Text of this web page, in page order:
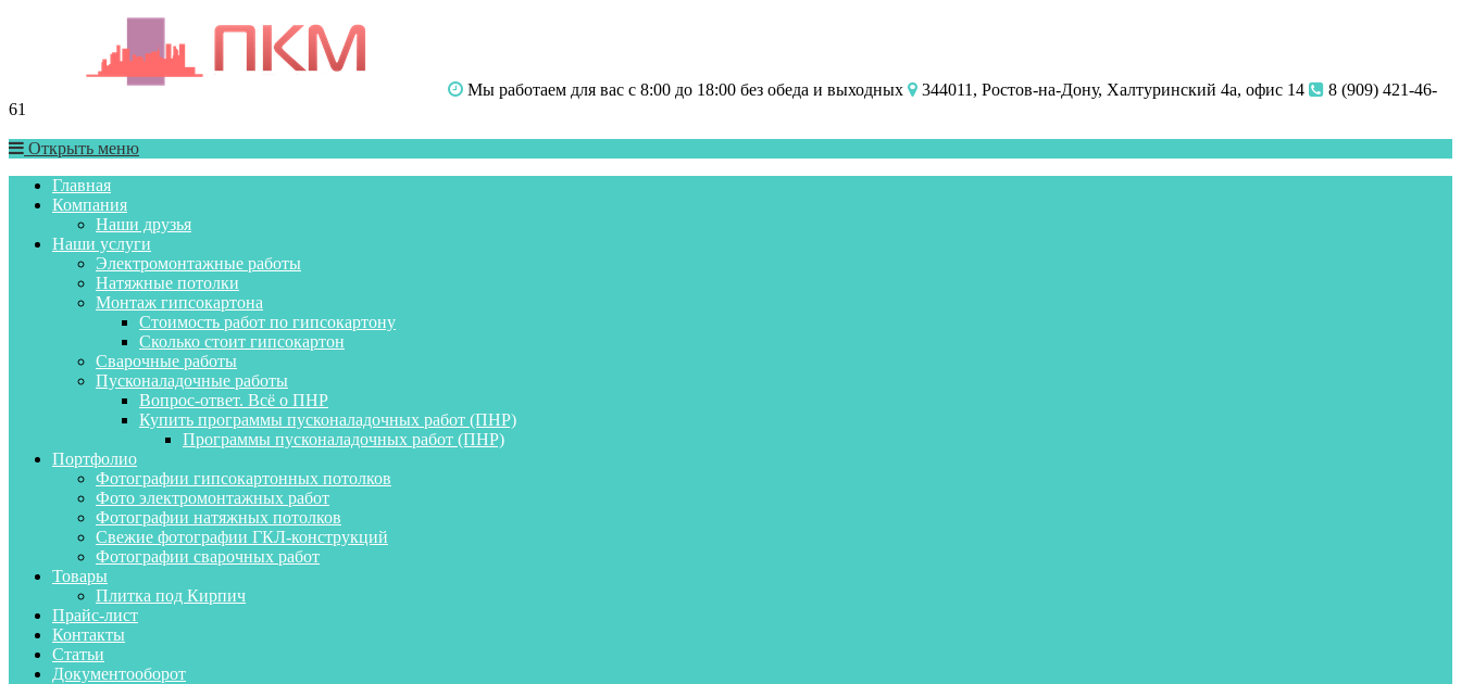
Мы работаем для вас с 8:00 до 18:00 без обеда и выходных 344011, Ростов-на-Дону, Халтуринский 4а, офис 14
8 (909) 421-46-
61
Открыть меню
Главная
Компания
Наши друзья
Наши услуги
Электромонтажные работы
Натяжные потолки
Монтаж гипсокартона
Стоимость работ по гипсокартону
Сколько стоит гипсокартон
Сварочные работы
Пусконаладочные работы
Вопрос-ответ. Всё о ПНР
Купить программы пусконаладочных работ (ПНР)
Программы пусконаладочных работ (ПНР)
Портфолио
Фотографии гипсокартонных потолков
Фото электромонтажных работ
Фотографии натяжных потолков
Свежие фотографии ГКЛ-конструкций
Фотографии сварочных работ
Товары
Плитка под Кирпич
Прайс-лист
Контакты
Статьи
Документооборот